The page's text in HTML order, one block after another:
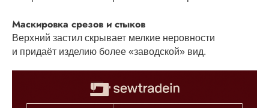
Маскировка срезов и стыков
Верхний застил скрывает мелкие неровности
и придаёт изделию более «заводской» вид.